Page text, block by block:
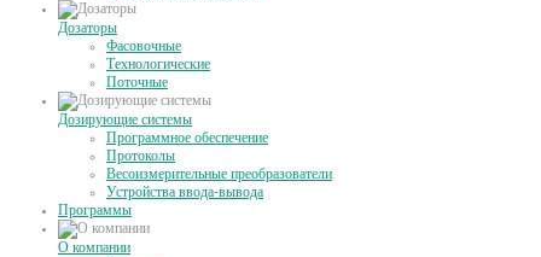
Дозаторы
Фасовочные
Технологические
Поточные
Дозирующие системы
Программное обеспечение
Протоколы
Весоизмерительные преобразователи
Устройства ввода-вывода
Программы
О компании